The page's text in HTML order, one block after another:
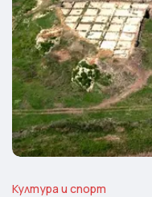
Култура и спорт